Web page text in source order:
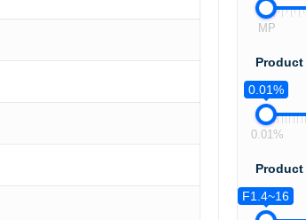
MP
Product
0.01%
0.01%
Product
F1.4~16